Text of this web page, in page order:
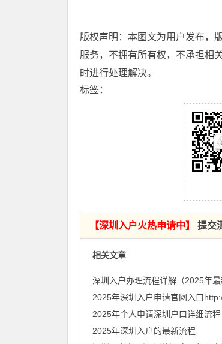
版权声明：本图文为用户发布，
服务，不拥有所有权，不承担相
时进行处理解决。
标签：
【深圳入户火热申请中】 提交
相关文章
深圳入户办理流程详解（2025年最
2025年深圳入户申请官网入口
2025年个人申请深圳户口详细流程
​2025年深圳入户的最新流程